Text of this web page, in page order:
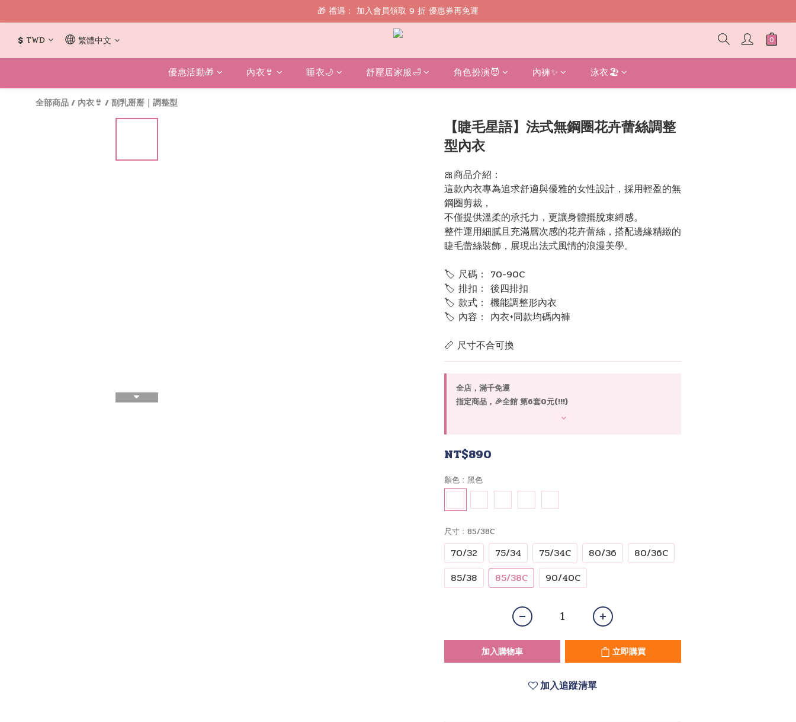
🎁 禮遇： 加入會員領取 9 折 優惠券再免運
🎁 禮遇： 加入會員領取 9 折 優惠券再免運
📱 綁定 LINE 好友，現領 $100 購物金！
$ TWD 繁體中文
優惠活動🎁 內衣👙 睡衣🌙 舒壓居家服🛁 角色扮演😈 內褲✨ 泳衣🏖️
全部商品/ 內衣👙 /副乳掰掰｜調整型
【睫毛星語】法式無鋼圈花卉蕾絲調整
型內衣
🎀商品介紹：
這款內衣專為追求舒適與優雅的女性設計，採用輕盈的無
鋼圈剪裁，
不僅提供溫柔的承托力，更讓身體擺脫束縛感。
整件運用細膩且充滿層次感的花卉蕾絲，搭配邊緣精緻的
睫毛蕾絲裝飾，展現出法式風情的浪漫美學。
🏷 尺碼： 70-90C
🏷 排扣： 後四排扣
🏷 款式： 機能調整形內衣
🏷 內容： 內衣+同款均碼內褲
📏 尺寸不合可換
全店，滿千免運
指定商品，🎉全館 第6套0元(!!!)
NT$890
顏色 : 黑色
尺寸 : 85/38C
70/32 75/34 75/34C 80/36
80/36C
85/38
85/38C 90/40C
加入購物車 立即購買
加入追蹤清單